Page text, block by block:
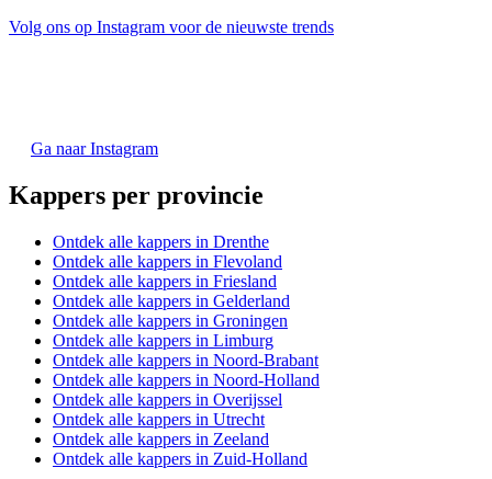
Volg ons op Instagram voor de nieuwste trends
Ga naar Instagram
Kappers per provincie
Ontdek alle kappers in Drenthe
Ontdek alle kappers in Flevoland
Ontdek alle kappers in Friesland
Ontdek alle kappers in Gelderland
Ontdek alle kappers in Groningen
Ontdek alle kappers in Limburg
Ontdek alle kappers in Noord-Brabant
Ontdek alle kappers in Noord-Holland
Ontdek alle kappers in Overijssel
Ontdek alle kappers in Utrecht
Ontdek alle kappers in Zeeland
Ontdek alle kappers in Zuid-Holland